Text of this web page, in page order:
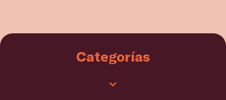
Categorías